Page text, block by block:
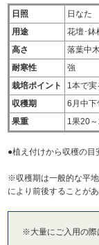
日照
日なた
用途
花壇･鉢
高さ
落葉中木
耐寒性
強
栽培ポイント
1本で実
収穫期
6月中下
果重
1果20
●植え付けから収穫の目
※収穫期は一般的な平
により前後することがあ
※大量にご入用の際